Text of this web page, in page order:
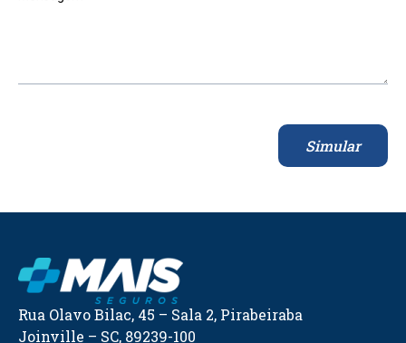
Simular
Rua Olavo Bilac, 45 – Sala 2, Pirabeiraba
Joinville – SC, 89239-100